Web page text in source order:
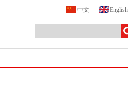
中文 English